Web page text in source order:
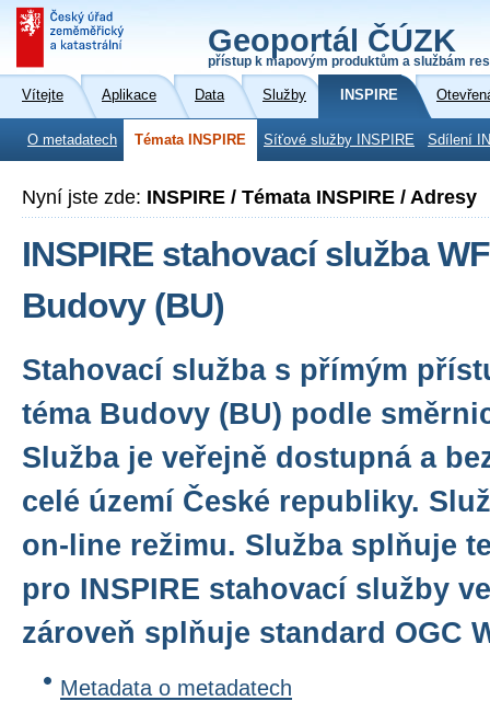
Geoportál ČÚZK
přístup k mapovým produktům a službám
Vítejte Aplikace Data Služby INSPIRE
O metadatech Témata INSPIRE Síťové služby INSPIRE Sdílení
Nyní jste zde: INSPIRE / Témata INSPIRE / Adresy
INSPIRE stahovací služba
Budovy (BU)
Stahovací služba s přímým
téma Budovy (BU) podle
Služba je veřejně dostupná a
celé území České republiky.
on-line režimu. Služba splňuje
pro INSPIRE stahovací služby
zároveň splňuje standard OGC
Metadata o metadatech